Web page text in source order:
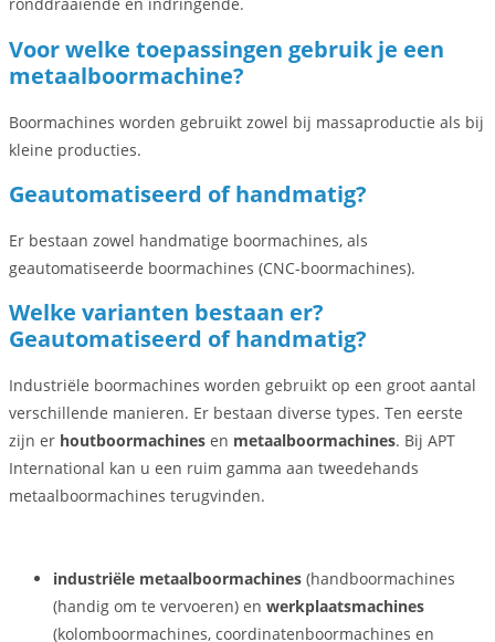
ronddraaiende en indringende.
Voor welke toepassingen gebruik je een
metaalboormachine?
Boormachines worden gebruikt zowel bij massaproductie als bij
kleine producties.
Geautomatiseerd of handmatig?
Er bestaan zowel handmatige boormachines, als
geautomatiseerde boormachines (CNC-boormachines).
Welke varianten bestaan er?
Geautomatiseerd of handmatig?
Industriële boormachines worden gebruikt op een groot aantal
verschillende manieren. Er bestaan diverse types. Ten eerste
zijn er houtboormachines en metaalboormachines. Bij APT
International kan u een ruim gamma aan tweedehands
metaalboormachines terugvinden.
industriële metaalboormachines (handboormachines
(handig om te vervoeren) en werkplaatsmachines
(kolomboormachines, coordinatenboormachines en